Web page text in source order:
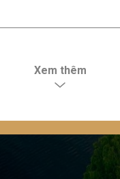
Xem thêm